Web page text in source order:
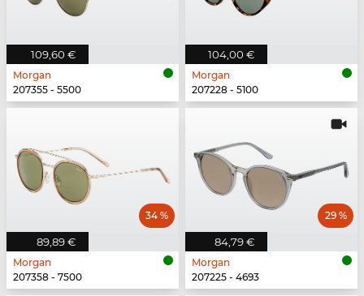
109,60 €
Morgan
207355 - 5500
104,00 €
Morgan
207228 - 5100
89,89 €
34 %
Morgan
207358 - 7500
84,79 €
29 %
Morgan
207225 - 4693